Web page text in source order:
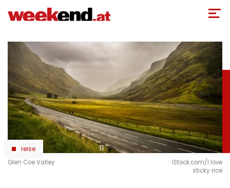
zum
reise
Glen Coe Valley
iStock.com/I love
sticky rice